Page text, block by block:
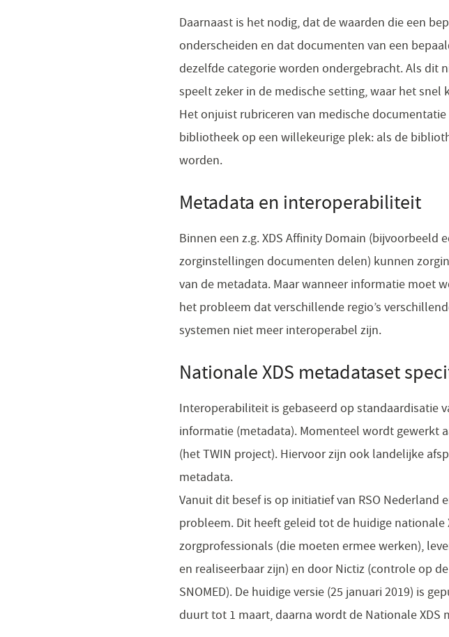
Daarnaast is het nodig, dat de waarden die een
onderscheiden en dat documenten van een
dezelfde categorie worden ondergebracht. Als dit
speelt zeker in de medische setting, waar het
Het onjuist rubriceren van medische
bibliotheek op een willekeurige plek: als de
worden.
Metadata en interoperabiliteit
Binnen een z.g. XDS Affinity Domain
zorginstellingen documenten delen) kunnen
van de metadata. Maar wanneer informatie moet
het probleem dat verschillende regio’s
systemen niet meer interoperabel zijn.
Nationale XDS metadataset
Interoperabiliteit is gebaseerd op standaardisatie
informatie (metadata). Momenteel wordt gewerkt
(het TWIN project). Hiervoor zijn ook landelijke
metadata.
Vanuit dit besef is op initiatief van RSO
probleem. Dit heeft geleid tot de huidige
zorgprofessionals (die moeten ermee werken),
en realiseerbaar zijn) en door Nictiz (controle op
SNOMED). De huidige versie (25 januari 2019) is
duurt tot 1 maart, daarna wordt de Nationale XDS